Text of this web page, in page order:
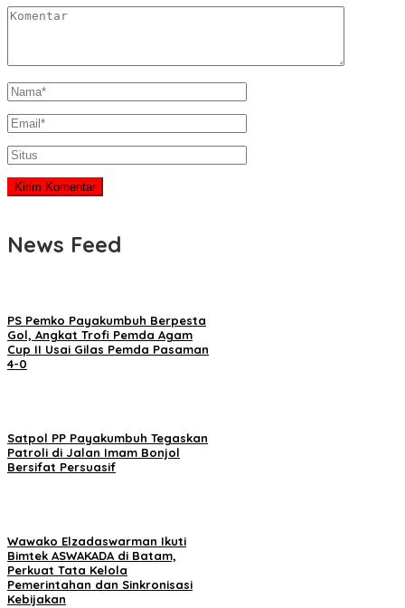
News Feed
PS Pemko Payakumbuh Berpesta
Gol, Angkat Trofi Pemda Agam
Cup II Usai Gilas Pemda Pasaman
4-0
Satpol PP Payakumbuh Tegaskan
Patroli di Jalan Imam Bonjol
Bersifat Persuasif
Wawako Elzadaswarman Ikuti
Bimtek ASWAKADA di Batam,
Perkuat Tata Kelola
Pemerintahan dan Sinkronisasi
Kebijakan